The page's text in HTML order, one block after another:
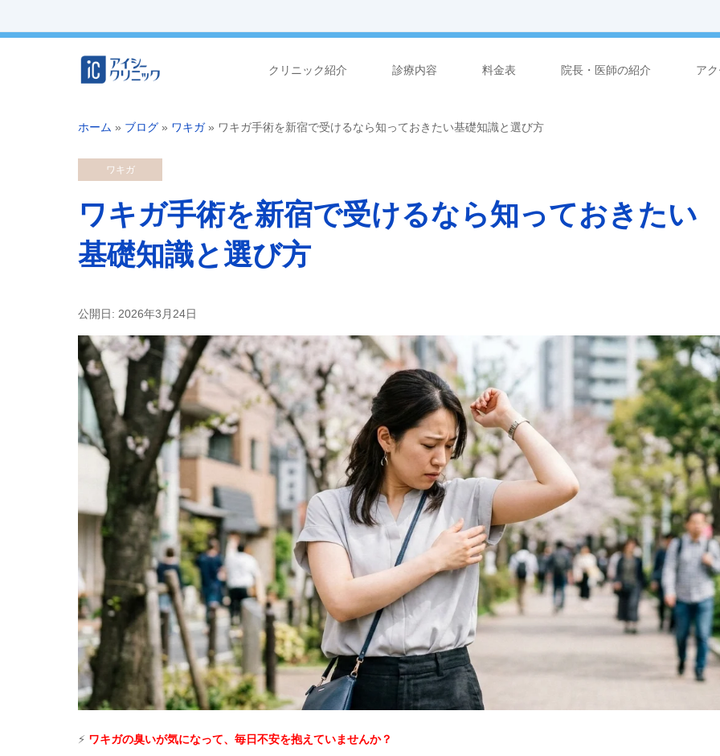
クリニック紹介 診療内容 料金表 院長・医師の紹介 ア
ホーム » ブログ » ワキガ» ワキガ手術を新宿で受けるなら知っておきたい基礎知識と選び方
ワキガ
ワキガ手術を新宿で受けるなら知っておきたい
基礎知識と選び方
公開日: 2026年3月24日
⚡ ワキガの臭いが気になって、毎日不安を抱えていませんか？